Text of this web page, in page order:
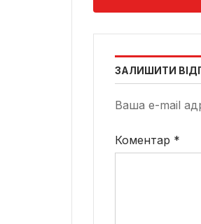
ЗАЛИШИТИ
Ваша e-mail
Коментар *